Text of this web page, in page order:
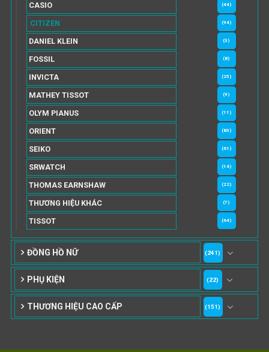
CASIO (44)
CITIZEN (94)
DANIEL KLEIN (3)
FOSSIL (8)
INVICTA (25)
MATHEY TISSOT (9)
OLYM PIANUS (11)
ORIENT (83)
SEIKO (61)
SRWATCH (14)
THOMAS EARNSHAW (22)
THƯƠNG HIỆU KHÁC (7)
TISSOT (64)
ĐỒNG HỒ NỮ (241)
PHỤ KIỆN (22)
THƯƠNG HIỆU CAO CẤP (151)